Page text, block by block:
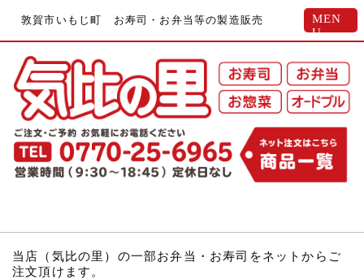
敦賀市いもじ町 お寿司・お弁当等の製造販売
MEN
U
当店（気比の里）の一部お弁当・お寿司をネットからご
注文頂けます。